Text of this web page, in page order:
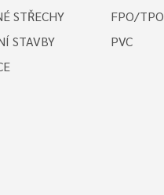
STŘECHY
STAVBY
FPO/TPO
PVC